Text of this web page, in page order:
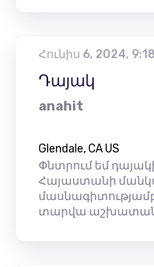
Հունիս 6, 2024,
Դայակ
anahit
Glendale, CA US
Փնտրում եմ
Հայաստանի
տարվա